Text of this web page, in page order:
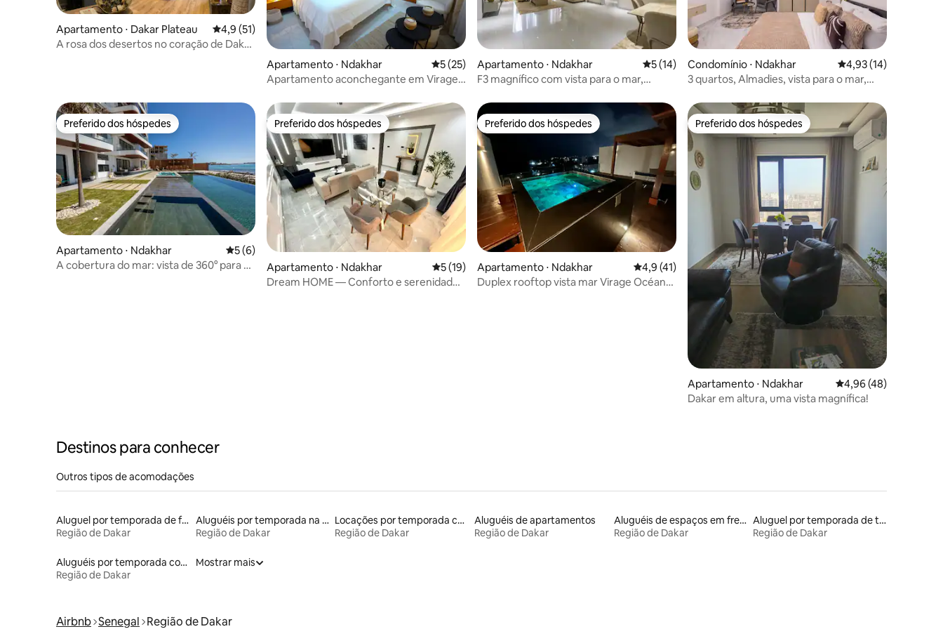
Apartamento ⋅ Dakar Plateau 4,9 de uma avaliação média de 5, 51 avaliações
4,9 (51)
A rosa dos desertos no coração de Dakar
Apartamento ⋅ Ndakhar 5 de uma avaliação média de 5, 25 avaliações
5 (25)
Apartamento aconchegante em Virage:
Apartamento ⋅ Ndakhar 5 de uma avaliação média de 5, 14 avaliações
5 (14)
F3 magnífico com vista para o mar,
Condomínio ⋅ Ndakhar 4,93 de uma
4,93 (14)
3 quartos, Almadies, vista para o mar,
Preferido dos hóspedes
Preferido dos hóspedes
Apartamento ⋅ Ndakhar 5 de uma avaliação média de 5, 6 avaliações
5 (6)
A cobertura do mar: vista de 360° para o
Preferido dos hóspedes
Preferido dos hóspedes
Apartamento ⋅ Ndakhar 5 de uma avaliação média de 5, 19 avaliações
5 (19)
Dream HOME — Conforto e serenidade
Preferido dos hóspedes
Preferido dos hóspedes
Apartamento ⋅ Ndakhar 4,9 de uma avaliação média de 5, 41 avaliações
4,9 (41)
Duplex rooftop vista mar Virage Océan
Preferido dos hóspedes
Preferido dos hóspedes
Apartamento ⋅ Ndakhar 4,96 de uma
4,96 (48)
Dakar em altura, uma vista magnífica!
Destinos para conhecer
Outros tipos de acomodações
Aluguel por temporada de flats
Região de Dakar
Aluguéis por temporada na orla
Região de Dakar
Locações por temporada com piscina
Região de Dakar
Aluguéis de apartamentos
Região de Dakar
Aluguéis de espaços em frente à praia
Região de Dakar
Aluguel por temporada de townhouses
Região de Dakar
Aluguéis por temporada com café da manhã
Região de Dakar
Mostrar mais
Airbnb Senegal Região de Dakar